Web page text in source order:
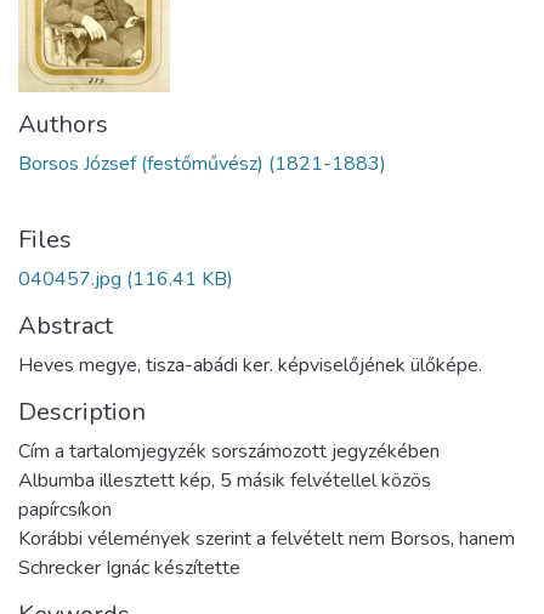
Authors
Borsos József (festőművész) (1821-1883)
Files
040457.jpg (116.41 KB)
Abstract
Heves megye, tisza-abádi ker. képviselőjének ülőképe.
Description
Cím a tartalomjegyzék sorszámozott jegyzékében
Albumba illesztett kép, 5 másik felvétellel közös
papírcsíkon
Korábbi vélemények szerint a felvételt nem Borsos, hanem
Schrecker Ignác készítette